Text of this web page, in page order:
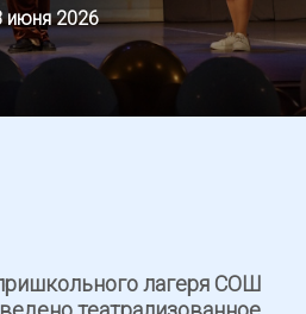
июня 2026
лагеря СОШ